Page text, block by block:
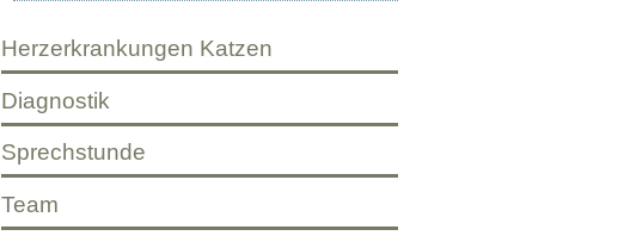
Herzerkrankungen Katzen
Diagnostik
Sprechstunde
Team